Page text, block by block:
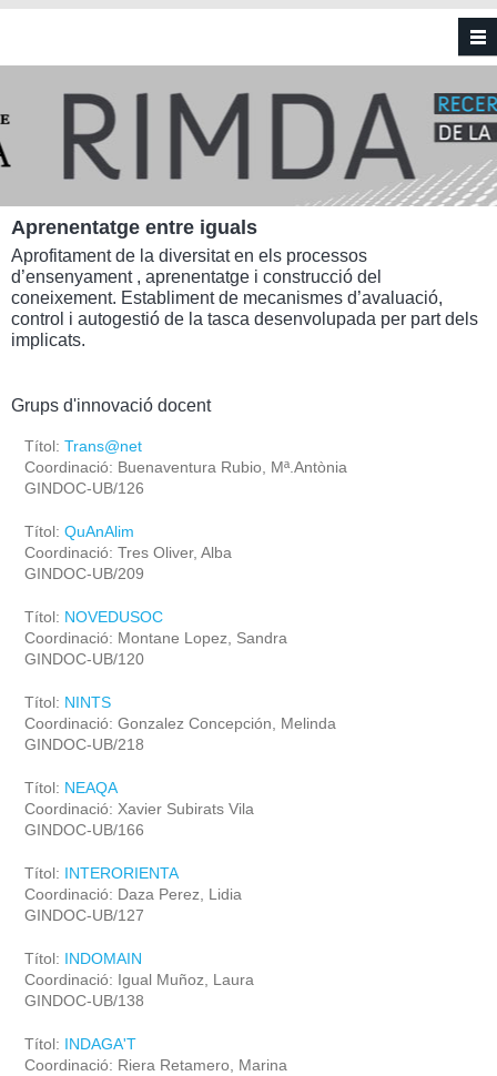
Vés al contingut
Aprenentatge entre iguals
Aprofitament de la diversitat en els processos
d’ensenyament , aprenentatge i construcció del
coneixement. Establiment de mecanismes d’avaluació,
control i autogestió de la tasca desenvolupada per part dels
implicats.
Grups d'innovació docent
Títol: Trans@net
Coordinació: Buenaventura Rubio, Mª.Antònia
GINDOC-UB/126
Títol: QuAnAlim
Coordinació: Tres Oliver, Alba
GINDOC-UB/209
Títol: NOVEDUSOC
Coordinació: Montane Lopez, Sandra
GINDOC-UB/120
Títol: NINTS
Coordinació: Gonzalez Concepción, Melinda
GINDOC-UB/218
Títol: NEAQA
Coordinació: Xavier Subirats Vila
GINDOC-UB/166
Títol: INTERORIENTA
Coordinació: Daza Perez, Lidia
GINDOC-UB/127
Títol: INDOMAIN
Coordinació: Igual Muñoz, Laura
GINDOC-UB/138
Títol: INDAGA'T
Coordinació: Riera Retamero, Marina